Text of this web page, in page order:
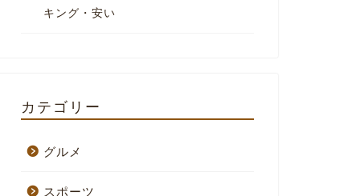
キング・安い
カテゴリー
グルメ
スポーツ